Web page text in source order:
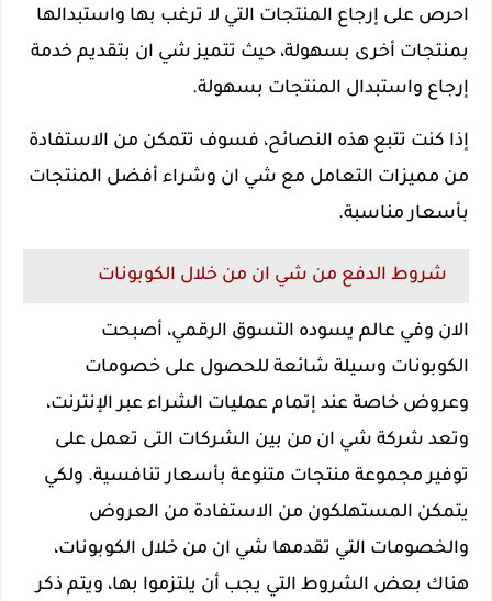
احرص على إرجاع المنتجات التي لا ترغب بها واستبدالها
بمنتجات أخرى بسهولة، حيث تتميز شي ان بتقديم خدمة
إرجاع واستبدال المنتجات بسهولة.
إذا كنت تتبع هذه النصائح، فسوف تتمكن من الاستفادة
من مميزات التعامل مع شي ان وشراء أفضل المنتجات
بأسعار مناسبة.
شروط الدفع من شي ان من خلال الكوبونات
الان وفي عالم يسوده التسوق الرقمي، أصبحت
الكوبونات وسيلة شائعة للحصول على خصومات
وعروض خاصة عند إتمام عمليات الشراء عبر الإنترنت،
وتعد شركة شي ان من بين الشركات التى تعمل على
توفير مجموعة منتجات متنوعة بأسعار تنافسية. ولكي
يتمكن المستهلكون من الاستفادة من العروض
والخصومات التي تقدمها شي ان من خلال الكوبونات،
هناك بعض الشروط التي يجب أن يلتزموا بها، ويتم ذكر